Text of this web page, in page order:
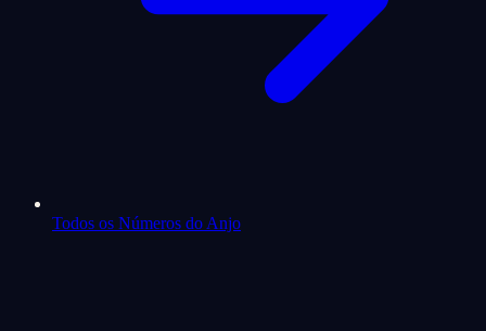
Todos os Números do Anjo